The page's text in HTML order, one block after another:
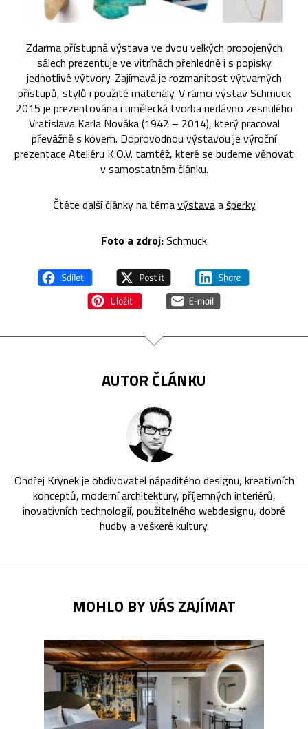
Zdarma přístupná výstava ve dvou velkých propojených
sálech prezentuje ve vitrínách přehledně i s popisky
jednotlivé výtvory. Zajímavá je rozmanitost výtvarných
přístupů, stylů i použité materiály. V rámci výstav Schmuck
2015 je prezentována i umělecká tvorba nedávno zesnulého
Vratislava Karla Nováka (1942 – 2014), který pracoval
převážně s kovem. Doprovodnou výstavou je výroční
prezentace Ateliéru K.O.V. tamtéž, které se budeme věnovat
v samostatném článku.
Čtěte další články na témavýstavaašperky
Foto a zdroj:Schmuck
AUTOR ČLÁNKU
Ondřej Krynek je obdivovatel nápaditého designu, kreativních
konceptů, moderní architektury, příjemných interiérů,
inovativních technologií, použitelného webdesignu, dobré
hudby a veškeré kultury.
MOHLO BY VÁS ZAJÍMAT